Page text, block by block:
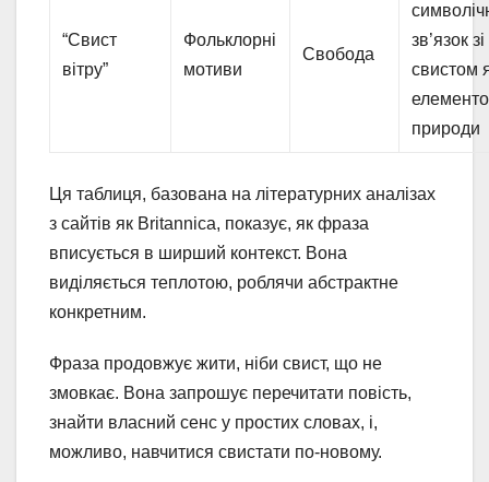
“Свист
вітру”
Фольклорні
мотиви
Свобода
зв’язок зі
свистом
природи
Ця таблиця, базована на літературних аналізах
з сайтів як Britannica, показує, як фраза
вписується в ширший контекст. Вона
виділяється теплотою, роблячи абстрактне
конкретним.
Фраза продовжує жити, ніби свист, що не
змовкає. Вона запрошує перечитати повість,
знайти власний сенс у простих словах, і,
можливо, навчитися свистати по-новому.